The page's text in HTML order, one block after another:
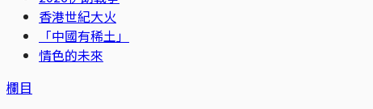
香港世紀大火
「中國有稀土」
情色的未來
欄目